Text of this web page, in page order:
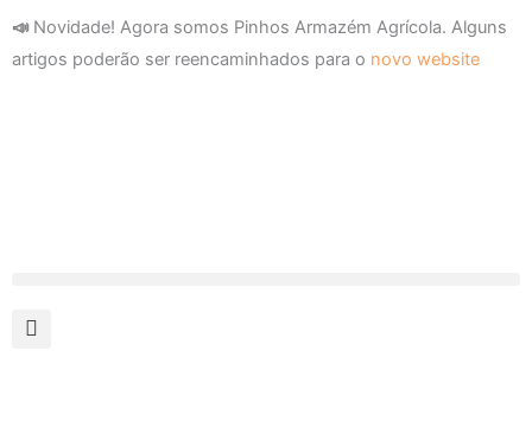
📣 Novidade! Agora somos Pinhos Armazém Agrícola. Alguns
artigos poderão ser reencaminhados para o novo website